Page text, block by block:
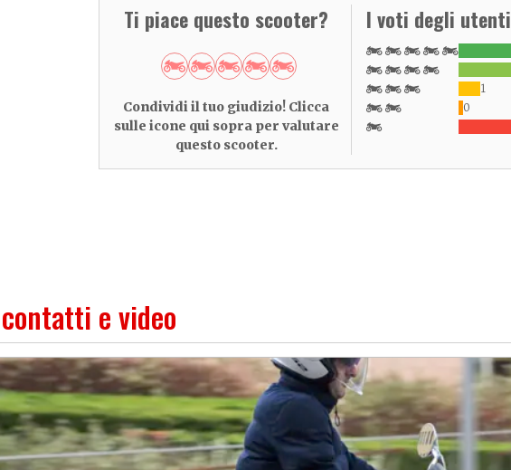
Ti piace questo scooter?
Condividi il tuo giudizio! Clicca
sulle icone qui sopra per valutare
questo scooter.
I voti degli utenti
1
0
e video